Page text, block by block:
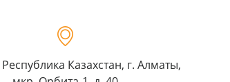
Казахстан, г. Алматы,